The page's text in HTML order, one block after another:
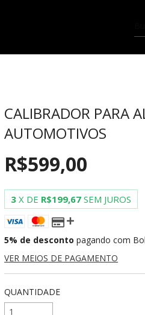
CALIBRADOR PARA
AUTOMOTIVOS
R$599,00
3 X DE R$199,67 SEM JUROS
5% de desconto pagando com
VER MEIOS DE PAGAMENTO
QUANTIDADE